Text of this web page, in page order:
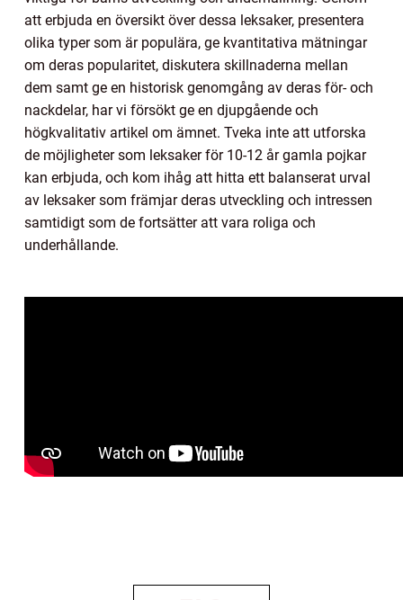
att erbjuda en översikt över dessa leksaker, presentera
olika typer som är populära, ge kvantitativa mätningar
om deras popularitet, diskutera skillnaderna mellan
dem samt ge en historisk genomgång av deras för- och
nackdelar, har vi försökt ge en djupgående och
högkvalitativ artikel om ämnet. Tveka inte att utforska
de möjligheter som leksaker för 10-12 år gamla pojkar
kan erbjuda, och kom ihåg att hitta ett balanserat urval
av leksaker som främjar deras utveckling och intressen
samtidigt som de fortsätter att vara roliga och
underhållande.